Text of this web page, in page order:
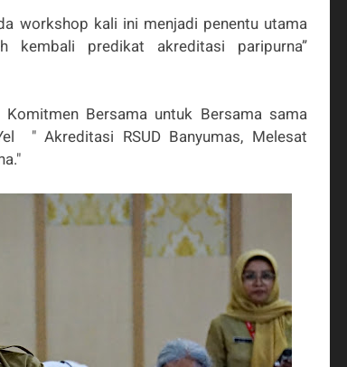
workshop kali ini menjadi penentu utama
kembali predikat akreditasi paripurna”
Bersama untuk Bersama sama
" Akreditasi RSUD Banyumas, Melesat